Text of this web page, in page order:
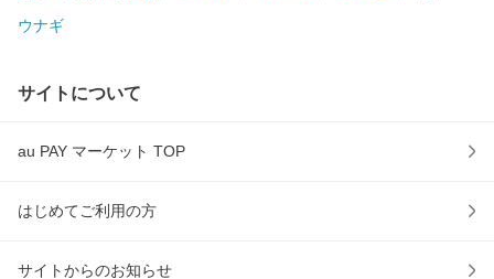
ウナギ
サイトについて
au PAY マーケット TOP
はじめてご利用の方
サイトからのお知らせ